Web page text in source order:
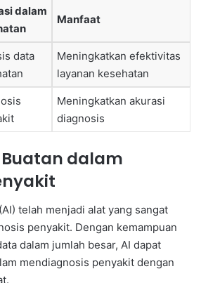
dalam
Manfaat
data
Meningkatkan efektivitas
layanan kesehatan
Meningkatkan akurasi
diagnosis
dalam
(AI) telah menjadi alat yang sangat
penyakit. Dengan kemampuan
dalam jumlah besar, AI dapat
mendiagnosis penyakit dengan